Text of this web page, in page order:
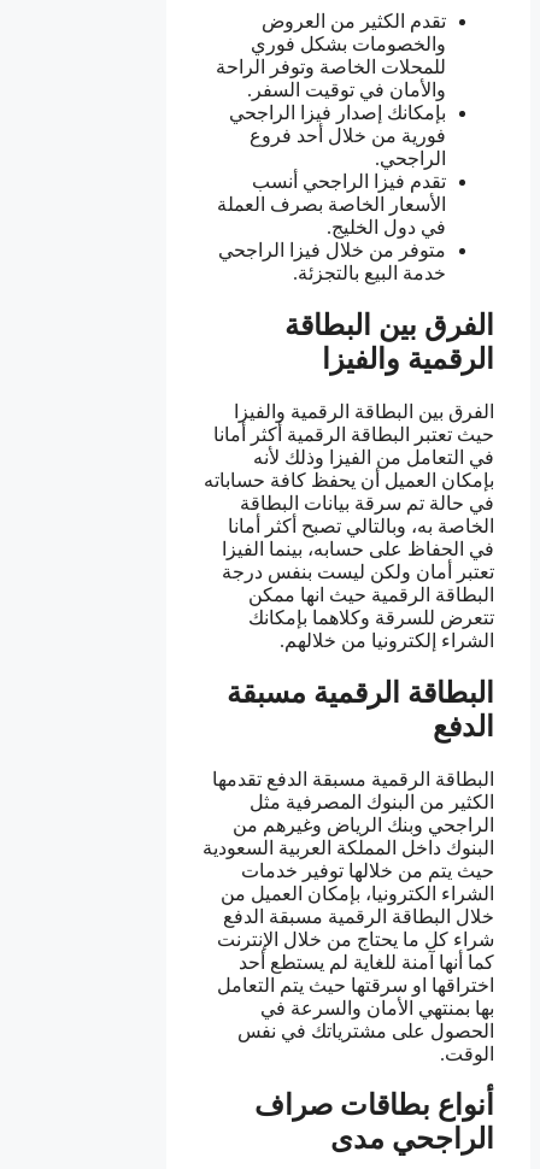
تقدم الكثير من العروض
والخصومات بشكل فوري
للمحلات الخاصة وتوفر الراحة
والأمان في توقيت السفر.
بإمكانك إصدار فيزا الراجحي
فورية من خلال أحد فروع
الراجحي.
تقدم فيزا الراجحي أنسب
الأسعار الخاصة بصرف العملة
في دول الخليج.
متوفر من خلال فيزا الراجحي
خدمة البيع بالتجزئة.
الفرق بين البطاقة
الرقمية والفيزا
الفرق بين البطاقة الرقمية والفيزا
حيث تعتبر البطاقة الرقمية أكثر أمانا
في التعامل من الفيزا وذلك لأنه
بإمكان العميل أن يحفظ كافة حساباته
في حالة تم سرقة بيانات البطاقة
الخاصة به، وبالتالي تصبح أكثر أمانا
في الحفاظ على حسابه، بينما الفيزا
تعتبر أمان ولكن ليست بنفس درجة
البطاقة الرقمية حيث انها ممكن
تتعرض للسرقة وكلاهما بإمكانك
الشراء إلكترونيا من خلالهم.
البطاقة الرقمية مسبقة
الدفع
البطاقة الرقمية مسبقة الدفع تقدمها
الكثير من البنوك المصرفية مثل
الراجحي وبنك الرياض وغيرهم من
البنوك داخل المملكة العربية السعودية
حيث يتم من خلالها توفير خدمات
الشراء الكترونيا، بإمكان العميل من
خلال البطاقة الرقمية مسبقة الدفع
شراء كل ما يحتاج من خلال الإنترنت
كما أنها آمنة للغاية لم يستطع أحد
اختراقها او سرقتها حيث يتم التعامل
بها بمنتهي الأمان والسرعة في
الحصول على مشترياتك في نفس
الوقت.
أنواع بطاقات صراف
الراجحي مدى